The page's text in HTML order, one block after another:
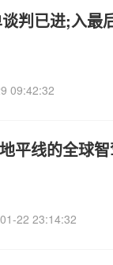
判已进;入最
09:42:32
平线的全球
22 23:14:32